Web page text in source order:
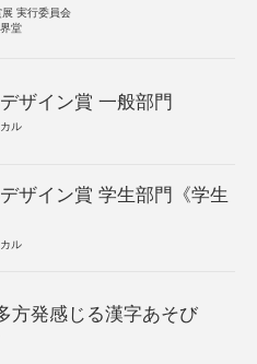
実行委員会
堂
ザイン賞 一般部門
ル
ザイン賞 学生部門《学生
ル
方発感じる漢字あそび